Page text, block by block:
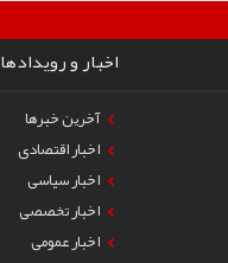
اخبار و رویدادها
آخرین خبرها
اخبار اقتصادی
اخبار سیاسی
اخبار تخصصی
اخبار عمومی